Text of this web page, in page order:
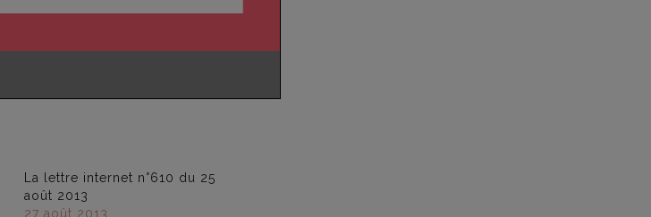
La lettre internet n°610 du 25
août 2013
27 août 2013